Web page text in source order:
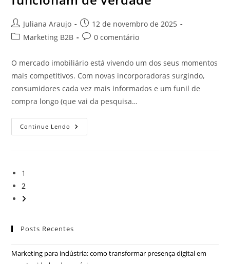
Juliana Araujo
12 de novembro de 2025
Marketing B2B
0 comentário
O mercado imobiliário está vivendo um dos seus momentos
mais competitivos. Com novas incorporadoras surgindo,
consumidores cada vez mais informados e um funil de
compra longo (que vai da pesquisa…
Continue Lendo
1
2
Posts Recentes
Marketing para indústria: como transformar presença digital em